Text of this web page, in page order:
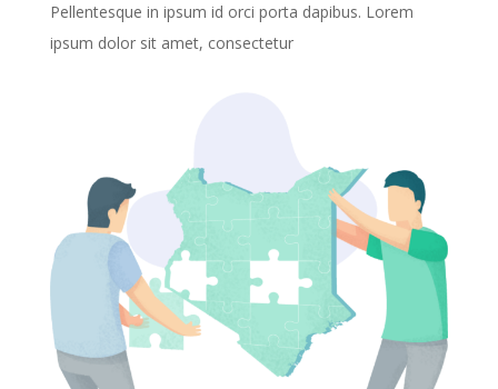
Pellentesque in ipsum id orci porta dapibus. Lorem
ipsum dolor sit amet, consectetur